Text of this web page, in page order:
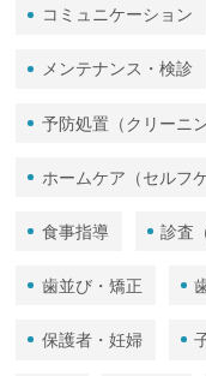
コミュニケーション
メンテナンス・検診
予防処置（クリーニ
ホームケア（セルフケ
食事指導 診査
歯並び・矯正
保護者・妊婦